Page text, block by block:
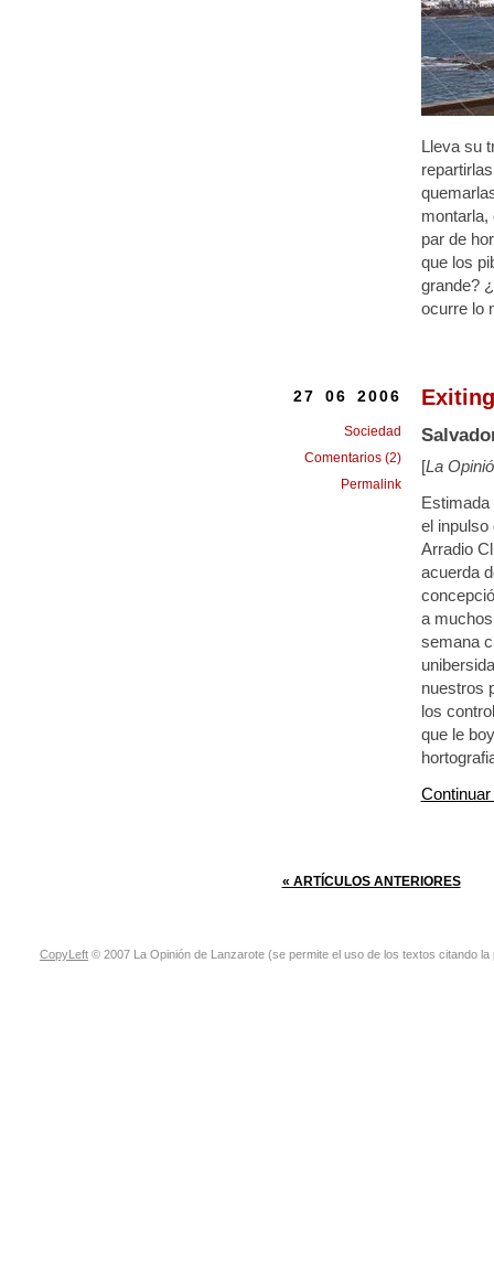
Lleva su
montarla,
par de
que los
grande?
ocurre lo
[La
Estimada
el inpulso
Arradio
acuerda
a
semana
nuestros
los
que le
27 06 2006
Sociedad
Comentarios (2)
Permalink
« ARTÍCULOS ANTERIORES
CopyLeft © 2007 La Opinión de Lanzarote (se permite el uso de los textos citando